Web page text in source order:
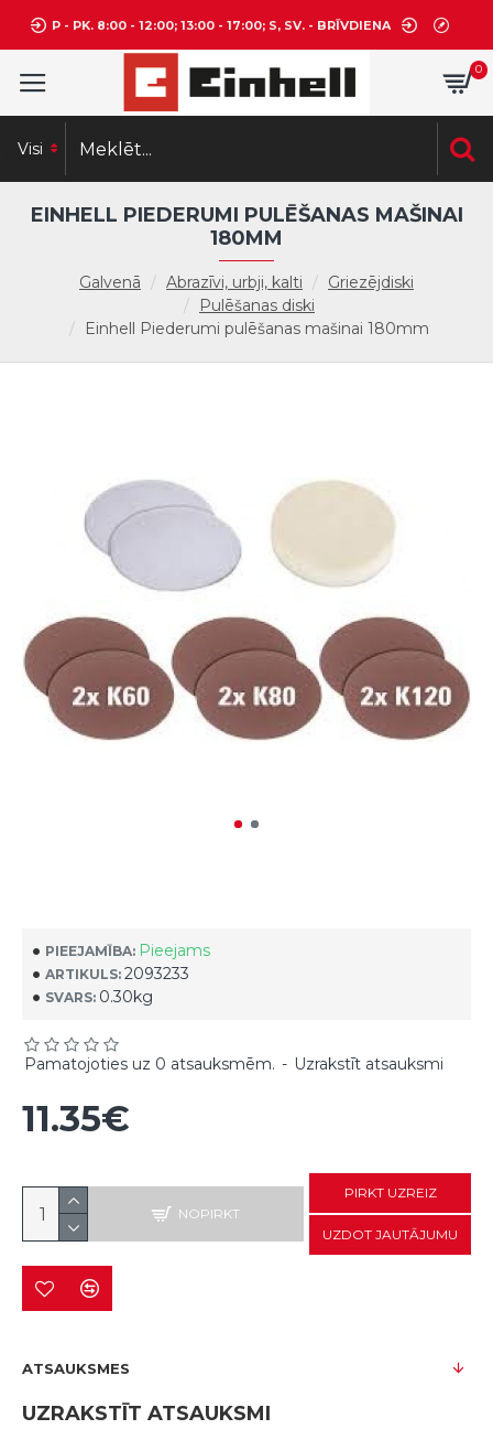
P - PK. 8:00 - 12:00; 13:00 - 17:00; S, SV. - BRĪVDIENA
0
Visi
Galvenā Abrazīvi, urbji, kalti
Griezējdiski
Pulēšanas diski
Einhell Piederumi pulēšanas mašinai 180mm
EINHELL PIEDERUMI PULĒŠANAS MAŠINAI
180MM
PIEEJAMĪBA: Pieejams
ARTIKULS: 2093233
SVARS: 0.30kg
Pamatojoties uz 0 atsauksmēm. - Uzrakstīt atsauksmi
11.35€
NOPIRKT
PIRKT UZREIZ
UZDOT JAUTĀJUMU
ATSAUKSMES
UZRAKSTĪT ATSAUKSMI